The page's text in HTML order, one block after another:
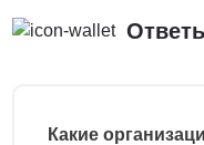
Какие